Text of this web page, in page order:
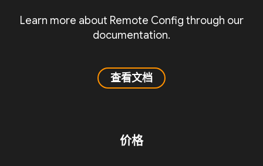
Learn more about Remote Config through our
documentation.
查看文档
价格